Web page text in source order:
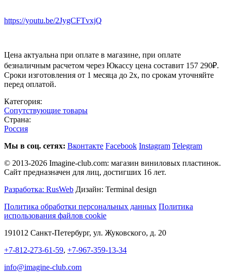
https://youtu.be/2JygCFTvxjQ
Цена актуальна при оплате в магазине, при оплате
безналичным расчетом через Юкассу цена составит 157 290₽.
Сроки изготовления от 1 месяца до 2х, по срокам уточняйте
перед оплатой.
Категория:
Сопутствующие товары
Страна:
Россия
Мы в соц. сетях: Вконтакте Facebook Instagram Telegram
© 2013-2026 Imagine-club.com: магазин виниловых пластинок.
Сайт предназначен для лиц, достигших 16 лет.
Разработка: RusWeb Дизайн: Terminal design
Политика обработки персональных данных Политика
использования файлов cookie
191012 Санкт-Петербург, ул. Жуковского, д. 20
+7-812-273-61-59, +7-967-359-13-34
info@imagine-club.com